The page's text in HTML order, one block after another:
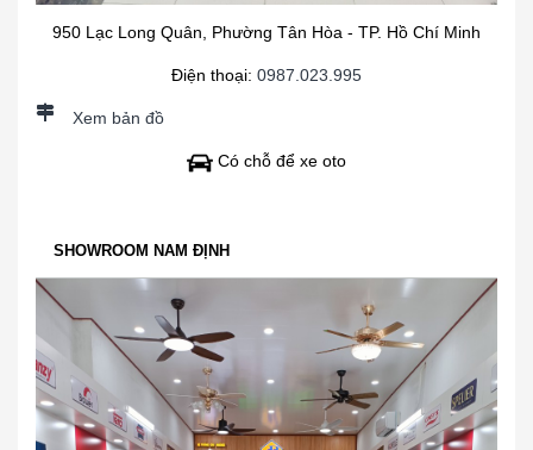
950 Lạc Long Quân, Phường Tân Hòa - TP. Hồ Chí Minh
Điện thoại: 0987.023.995
Xem bản đồ
Có chỗ để xe oto
SHOWROOM NAM ĐỊNH